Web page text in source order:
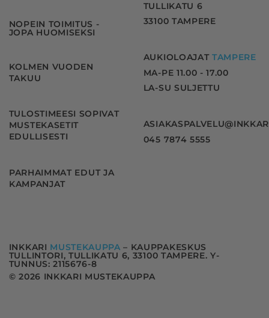
NOPEIN TOIMITUS -
JOPA HUOMISEKSI
KOLMEN VUODEN
TAKUU
TULOSTIMEESI SOPIVAT
MUSTEKASETIT
EDULLISESTI
PARHAIMMAT EDUT JA
KAMPANJAT
TULLIKATU 6
33100 TAMPERE
AUKIOLOAJAT TAMPERE
MA-PE 11.00 - 17.00
LA-SU SULJETTU
045 7874 5555
INKKARI MUSTEKAUPPA – KAUPPAKESKUS
TULLINTORI, TULLIKATU 6, 33100 TAMPERE. Y-
TUNNUS: 2115676-8
© 2026 INKKARI MUSTEKAUPPA